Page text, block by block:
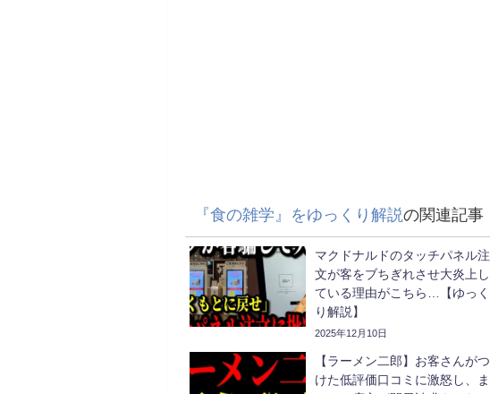
『食の雑学』をゆっくり解説の関連記事
マクドナルドのタッチパネル注
文が客をブちぎれさせ大炎上し
ている理由がこちら…【ゆっく
り解説】
2025年12月10日
【ラーメン二郎】お客さんがつ
けた低評価口コミに激怒し、ま